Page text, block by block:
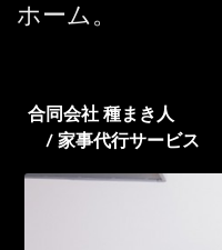
ホーム。
合同会社 種まき人
/ 家事代行サービス